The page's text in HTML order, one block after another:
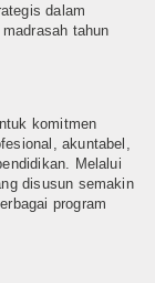
dalam
tahun
komitmen
akuntabel,
Melalui
disusun semakin
program